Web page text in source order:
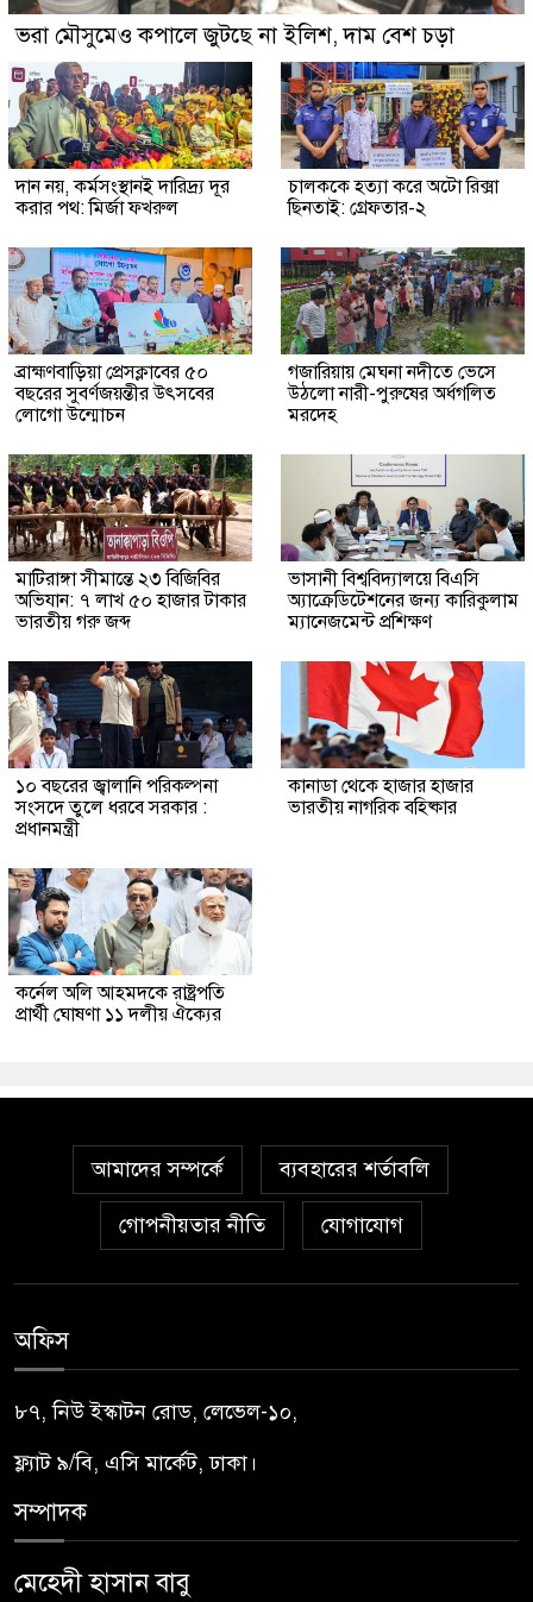
ভরা মৌসুমেও কপালে জুটছে না ইলিশ, দাম বেশ চড়া
দান নয়, কর্মসংস্থানই দারিদ্র্য দূর
করার পথ: মির্জা ফখরুল
চালককে হত্যা করে অটো রিক্সা
ছিনতাই: গ্রেফতার-২
ব্রাহ্মণবাড়িয়া প্রেসক্লাবের ৫০
বছরের সুবর্ণজয়ন্তীর উৎসবের
লোগো উন্মোচন
গজারিয়ায় মেঘনা নদীতে ভেসে
উঠলো নারী-পুরুষের অর্ধগলিত
মরদেহ
মাটিরাঙ্গা সীমান্তে ২৩ বিজিবির
অভিযান: ৭ লাখ ৫০ হাজার টাকার
ভারতীয় গরু জব্দ
ভাসানী বিশ্ববিদ্যালয়ে বিএসি
অ্যাক্রেডিটেশনের জন্য কারিকুলাম
ম্যানেজমেন্ট প্রশিক্ষণ
১০ বছরের জ্বালানি পরিকল্পনা
সংসদে তুলে ধরবে সরকার :
প্রধানমন্ত্রী
কানাডা থেকে হাজার হাজার
ভারতীয় নাগরিক বহিষ্কার
কর্নেল অলি আহমদকে রাষ্ট্রপতি
প্রার্থী ঘোষণা ১১ দলীয় ঐক্যের
আমাদের সম্পর্কে ব্যবহারের শর্তাবলি
গোপনীয়তার নীতি যোগাযোগ
অফিস
৮৭, নিউ ইস্কাটন রোড, লেভেল-১০,
ফ্ল্যাট ৯/বি, এসি মার্কেট, ঢাকা।
সম্পাদক
মেহেদী হাসান বাবু